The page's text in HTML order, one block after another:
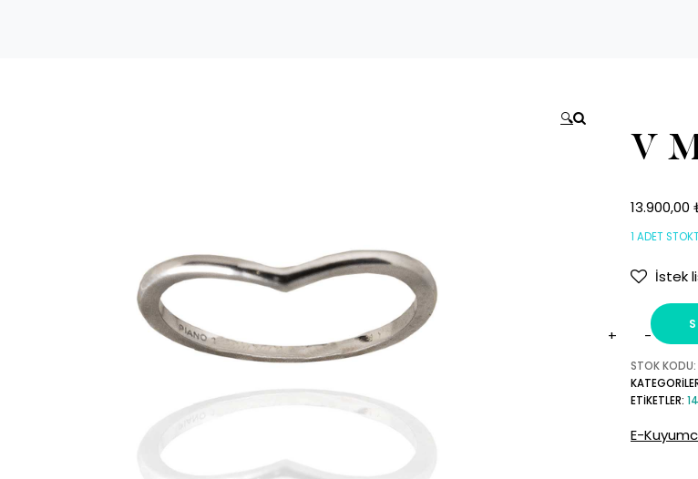
🔍
V
13.900,00
1 ADET
İstek
Model
14
Altın
STOK KODU:
ETIKETLER:
E-